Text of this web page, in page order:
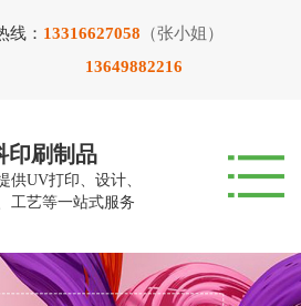
线： 13316627058 （张小姐）
13649882216
印刷制品
供UV打印、设计、
工艺等一站式服务